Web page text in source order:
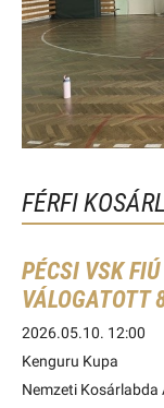
FÉRFI
PÉCSI VSK
2026.05.10. 12:00
Kenguru Kupa
Nemzeti Kosárlabda